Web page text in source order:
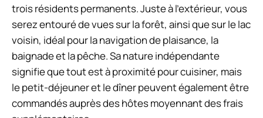
trois résidents permanents. Juste à l’extérieur, vous
serez entouré de vues sur la forêt, ainsi que sur le lac
voisin, idéal pour la navigation de plaisance, la
baignade et la pêche. Sa nature indépendante
signifie que tout est à proximité pour cuisiner, mais
le petit-déjeuner et le dîner peuvent également être
commandés auprès des hôtes moyennant des frais